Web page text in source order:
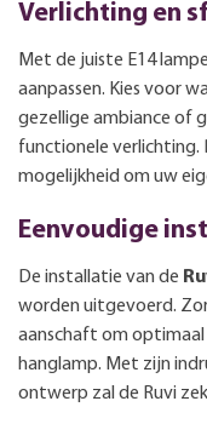
Verlichting en
Met de juiste E14
aanpassen. Kies voor
gezellige ambiance of
functionele verlichting.
mogelijkheid om uw
Eenvoudige
De installatie van de
worden uitgevoerd.
aanschaft om
hanglamp. Met zijn
ontwerp zal de Ruvi